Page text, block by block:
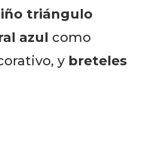
triángulo
azul como
y breteles